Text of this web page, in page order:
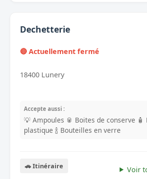
Dechetterie
🔴 Actuellement fermé
18400 Lunery
Accepte aussi :
💡 Ampoules 🥫 Boites de conserve
plastique 🍾 Bouteilles en verre
🚗 Itinéraire Voir